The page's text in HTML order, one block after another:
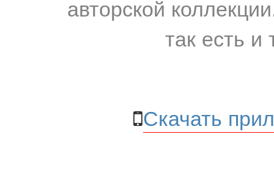
авторской
так есть и
Скачать